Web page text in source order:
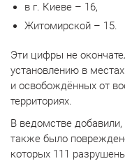
в г. Киеве – 16,
Житомирской – 15.
Эти цифры не
установлению в
и освобождённых от
территориях.
В ведомстве добавили,
также было
которых 111